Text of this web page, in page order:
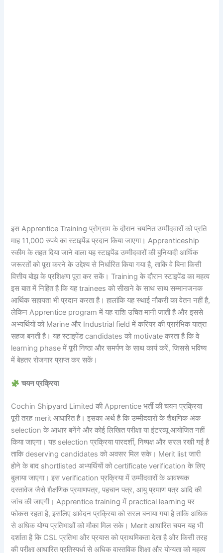
इस Apprentice Training प्रोग्राम के दौरान चयनित उम्मीदवारों को प्रति
माह 11,000 रुपये का स्टाइपेंड प्रदान किया जाएगा। Apprenticeship
स्कीम के तहत दिया जाने वाला यह स्टाइपेंड उम्मीदवारों की बुनियादी आर्थिक
जरूरतों को पूरा करने के उद्देश्य से निर्धारित किया गया है, ताकि वे बिना किसी
वित्तीय बोझ के प्रशिक्षण पूरा कर सकें। Training के दौरान स्टाइपेंड का महत्व
इस बात में निहित है कि यह trainees को सीखने के साथ साथ सम्मानजनक
आर्थिक सहायता भी प्रदान करता है। हालांकि यह स्थाई नौकरी का वेतन नहीं है,
लेकिन Apprentice program में यह राशि उचित मानी जाती है और इससे
अभ्यर्थियों को Marine और Industrial field में करियर की प्रारंभिक यात्रा
सहज बनती है। यह स्टाइपेंड candidates को motivate करता है कि वे
learning phase में पूरी निष्ठा और समर्पण के साथ कार्य करें, जिससे भविष्य
में बेहतर रोजगार प्राप्त कर सकें।
चयन प्रक्रिया
Cochin Shipyard Limited की Apprentice भर्ती की चयन प्रक्रिया
पूरी तरह merit आधारित है। इसका अर्थ है कि उम्मीदवारों के शैक्षणिक अंक
selection के आधार बनेंगे और कोई लिखित परीक्षा या इंटरव्यू आयोजित नहीं
किया जाएगा। यह selection प्रक्रिया पारदर्शी, निष्पक्ष और सरल रखी गई है
ताकि deserving candidates को अवसर मिल सके। Merit list जारी
होने के बाद shortlisted अभ्यर्थियों को certificate verification के लिए
बुलाया जाएगा। इस verification प्रक्रिया में उम्मीदवारों के आवश्यक
दस्तावेज जैसे शैक्षणिक प्रमाणपत्र, पहचान पत्र, आयु प्रमाण पत्र आदि की
जांच की जाएगी। Apprentice training में practical learning पर
फोकस रहता है, इसलिए आवेदन प्रक्रिया को सरल बनाया गया है ताकि अधिक
से अधिक योग्य प्रतिभाओं को मौका मिल सके। Merit आधारित चयन यह भी
दर्शाता है कि CSL प्रतिभा और प्रयास को प्राथमिकता देता है और किसी तरह
की परीक्षा आधारित प्रतिस्पर्धा से अधिक वास्तविक शिक्षा और योग्यता को महत्व